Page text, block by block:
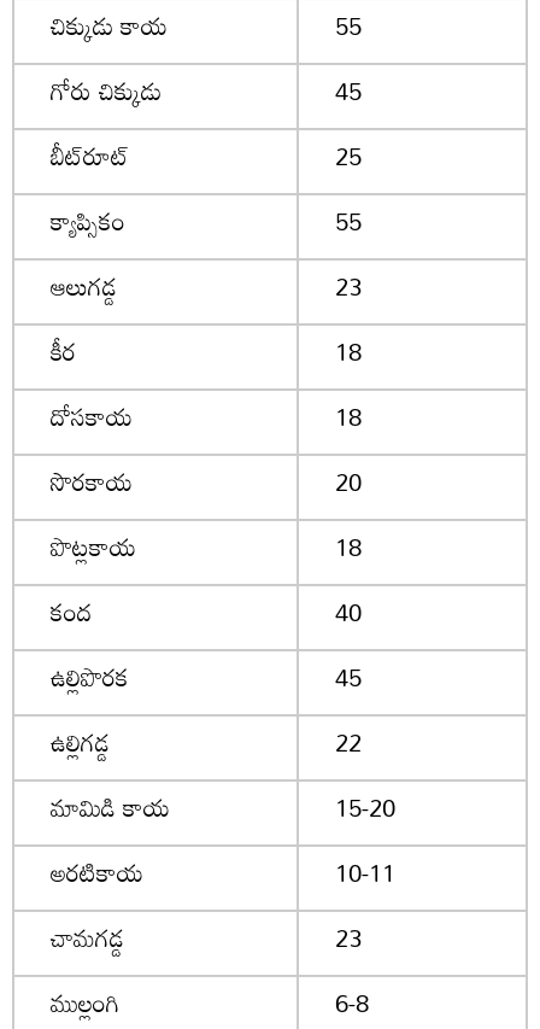
చిక్కుడు కాయ
55
గోరు చిక్కుడు
45
బీట్‌రూట్
25
క్యాప్సికం
55
ఆలుగడ్డ
23
కీర
18
దోసకాయ
18
సొరకాయ
20
పొట్లకాయ
18
కంద
40
ఉల్లిపొరక
45
ఉల్లిగడ్డ
22
మామిడి కాయ
15-20
అరటికాయ
10-11
చామగడ్డ
23
ముల్లంగి
6-8